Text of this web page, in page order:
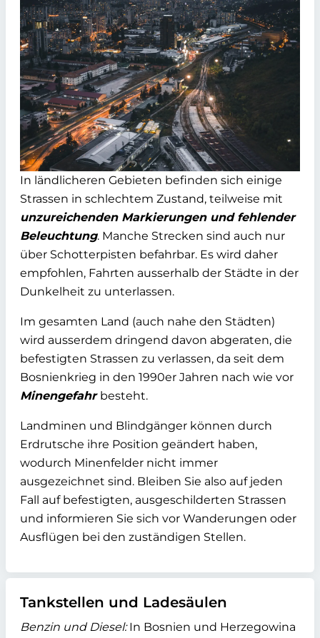
In ländlicheren Gebieten befinden sich einige
Strassen in schlechtem Zustand, teilweise mit
unzureichenden Markierungen und fehlender
Beleuchtung. Manche Strecken sind auch nur
über Schotterpisten befahrbar. Es wird daher
empfohlen, Fahrten ausserhalb der Städte in der
Dunkelheit zu unterlassen.
Im gesamten Land (auch nahe den Städten)
wird ausserdem dringend davon abgeraten, die
befestigten Strassen zu verlassen, da seit dem
Bosnienkrieg in den 1990er Jahren nach wie vor
Minengefahr besteht.
Landminen und Blindgänger können durch
Erdrutsche ihre Position geändert haben,
wodurch Minenfelder nicht immer
ausgezeichnet sind. Bleiben Sie also auf jeden
Fall auf befestigten, ausgeschilderten Strassen
und informieren Sie sich vor Wanderungen oder
Ausflügen bei den zuständigen Stellen.
Tankstellen und Ladesäulen
Benzin und Diesel:In Bosnien und Herzegowina